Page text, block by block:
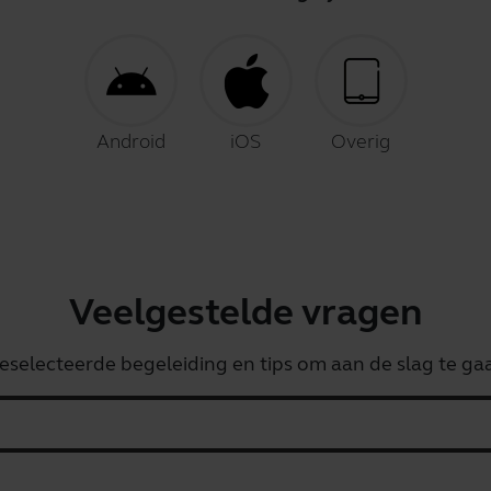
Android iOS Overig
Veelgestelde vragen
begeleiding en tips om aan de slag te